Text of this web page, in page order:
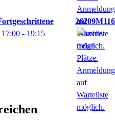
26209M116
17:00 - 19:15